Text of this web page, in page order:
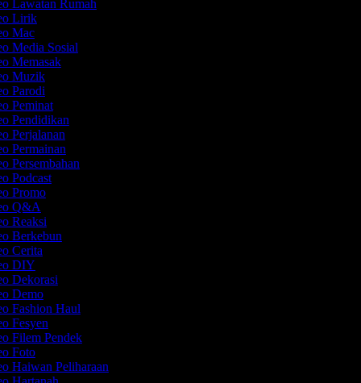
Lawatan Rumah
Lirik
Mac
Media Sosial
Memasak
Muzik
Parodi
Peminat
Pendidikan
Perjalanan
Permainan
Persembahan
Podcast
Promo
Q&A
Reaksi
Berkebun
Cerita
DIY
Dekorasi
Demo
Fashion Haul
Fesyen
Filem Pendek
Foto
Haiwan Peliharaan